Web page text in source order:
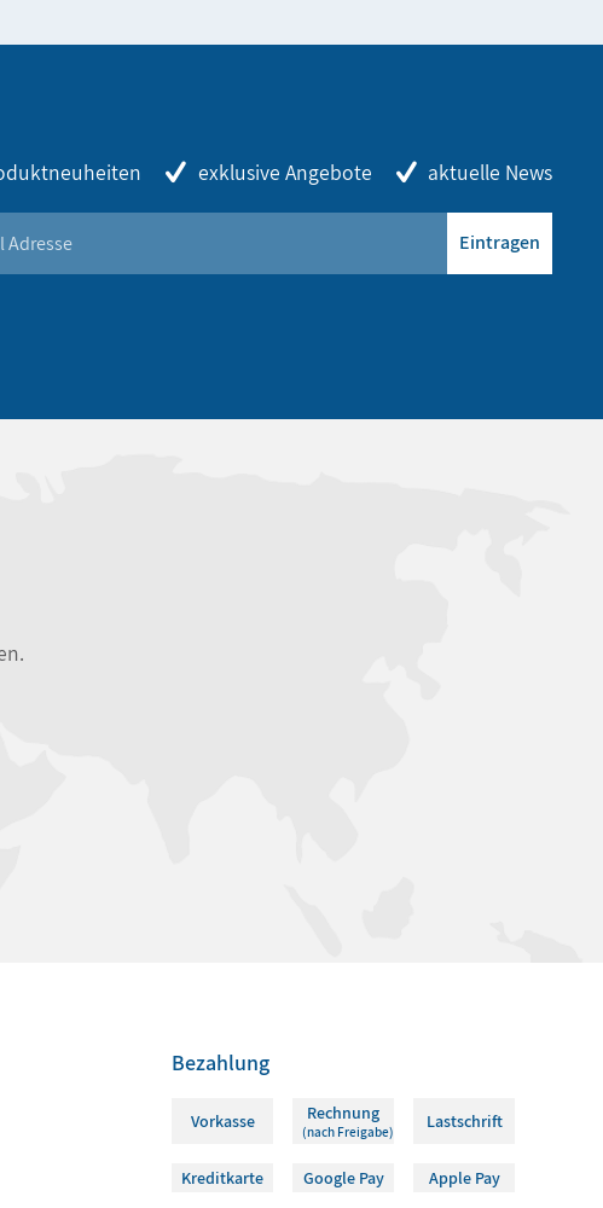
exklusive Angebote aktuelle News
Eintragen
Bezahlung
Vorkasse Rechnung
(nach Freigabe) Lastschrift
Kreditkarte Google Pay Apple Pay